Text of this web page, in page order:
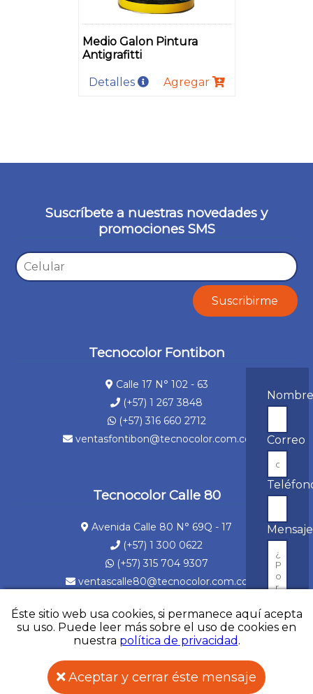
Asesoría en Whatsapp
Medio Galon Pintura
Antigrafitti
Detalles Agregar
Suscríbete a nuestras novedades y
promociones SMS
Tecnocolor Fontibon
Calle 17 N° 102 - 63
(+57) 1 267 3848
(+57) 316 660 2712
ventasfontibon@tecnocolor.com.co
Tecnocolor Calle 80
Avenida Calle 80 N° 69Q - 17
(+57) 1 300 0622
(+57) 315 704 9307
ventascalle80@tecnocolor.com.co
©2021 Tecnocolor Todos los derechos reservados
SolucionesDW
Éste sitio web usa cookies, si permanece aquí acepta
su uso. Puede leer más sobre el uso de cookies en
nuestra política de privacidad .
Aceptar y cerrar éste mensaje
Correo
Mensaje